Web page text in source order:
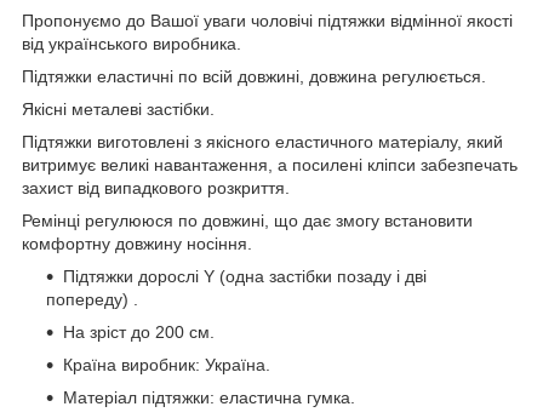
Пропонуємо до Вашої уваги чоловічі підтяжки відмінної якості
від українського виробника.
Підтяжки еластичні по всій довжині, довжина регулюється.
Якісні металеві застібки.
Підтяжки виготовлені з якісного еластичного матеріалу, який
витримує великі навантаження, а посилені кліпси забезпечать
захист від випадкового розкриття.
Ремінці регулююся по довжині, що дає змогу встановити
комфортну довжину носіння.
Підтяжки дорослі Y (одна застібки позаду і дві
попереду) .
На зріст до 200 см.
Країна виробник: Україна.
Матеріал підтяжки: еластична гумка.